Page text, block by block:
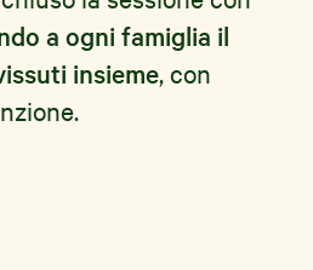
a ogni famiglia il
insieme, con